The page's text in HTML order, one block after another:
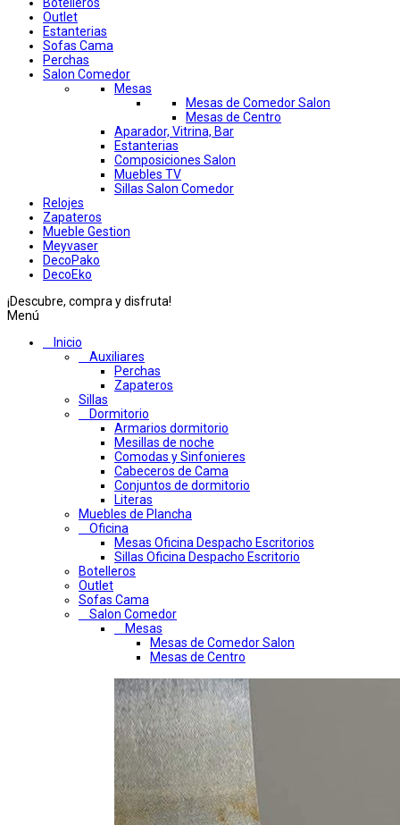
Botelleros
Outlet
Estanterias
Sofas Cama
Perchas
Salon Comedor
Mesas
Mesas de Comedor Salon
Mesas de Centro
Aparador, Vitrina, Bar
Estanterias
Composiciones Salon
Muebles TV
Sillas Salon Comedor
Relojes
Zapateros
Mueble Gestion
Meyvaser
DecoPako
DecoEko
¡Descubre, compra y disfruta!
Menú
Inicio
Auxiliares
Perchas
Zapateros
Sillas
Dormitorio
Armarios dormitorio
Mesillas de noche
Comodas y Sinfonieres
Cabeceros de Cama
Conjuntos de dormitorio
Literas
Muebles de Plancha
Oficina
Mesas Oficina Despacho Escritorios
Sillas Oficina Despacho Escritorio
Botelleros
Outlet
Sofas Cama
Salon Comedor
Mesas
Mesas de Comedor Salon
Mesas de Centro